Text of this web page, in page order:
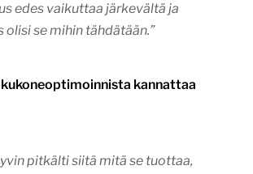
edes vaikuttaa järkevältä ja
se mihin tähdätään.”
kannattaa
pitkälti siitä mitä se tuottaa,